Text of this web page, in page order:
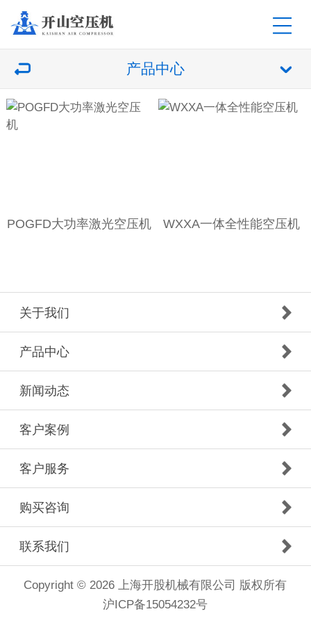
产品中心
POGFD大功率激光空压机 WXXA一体全性能空压机
关于我们
产品中心
新闻动态
客户案例
客户服务
购买咨询
联系我们
Copyright © 2026 上海开股机械有限公司 版权所有
沪ICP备15054232号